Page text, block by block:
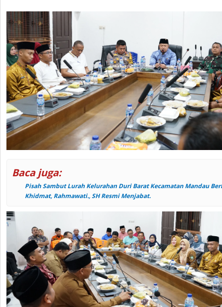
Baca juga:
Pisah Sambut Lurah Kelurahan Duri Barat Kecamatan Mandau
Khidmat, Rahmawati., SH Resmi Menjabat.